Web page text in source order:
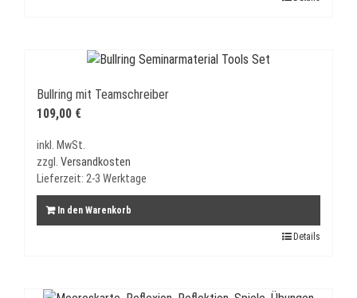
Bullring mit Teamschreiber
109,00 €
inkl. MwSt.
zzgl. Versandkosten
Lieferzeit: 2-3 Werktage
In den Warenkorb
Details